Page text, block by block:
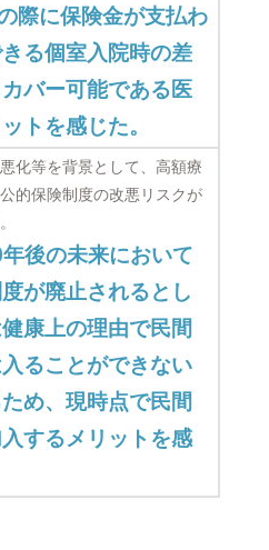
際に保険金が支払わ
る個室入院時の差
バー可能である医
トを感じた。
化等を背景として、高額療
的保険制度の改悪リスクが
後の未来において
が廃止されるとし
康上の理由で民間
ることができない
め、現時点で民間
するメリットを感